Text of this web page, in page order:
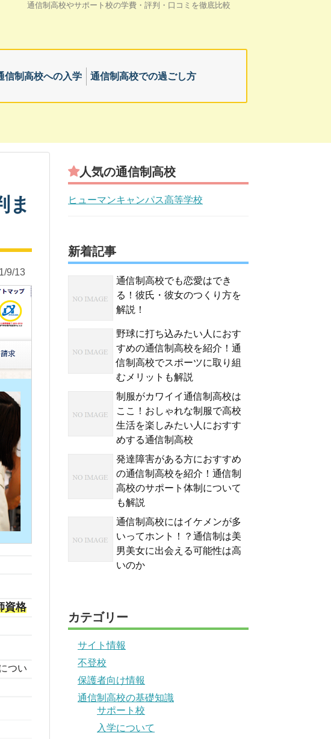
通信制高校やサポート校の学費・評判・口コミを徹底比較
信制高校への入学 通信制高校での過ごし方
ま
9/13
資格
つい
人気の通信制高校
ヒューマンキャンパス高等学校
新着記事
通信制高校でも恋愛はでき
る！彼氏・彼女のつくり方を
解説！
野球に打ち込みたい人におす
すめの通信制高校を紹介！通
信制高校でスポーツに取り組
むメリットも解説
制服がカワイイ通信制高校は
ここ！おしゃれな制服で高校
生活を楽しみたい人におすす
めする通信制高校
発達障害がある方におすすめ
の通信制高校を紹介！通信制
高校のサポート体制について
も解説
通信制高校にはイケメンが多
いってホント！？通信制は美
男美女に出会える可能性は高
いのか
カテゴリー
サイト情報
不登校
保護者向け情報
通信制高校の基礎知識
サポート校
入学について